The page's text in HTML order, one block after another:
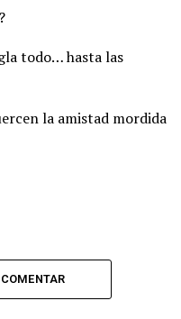
todo… hasta las
la amistad mordida